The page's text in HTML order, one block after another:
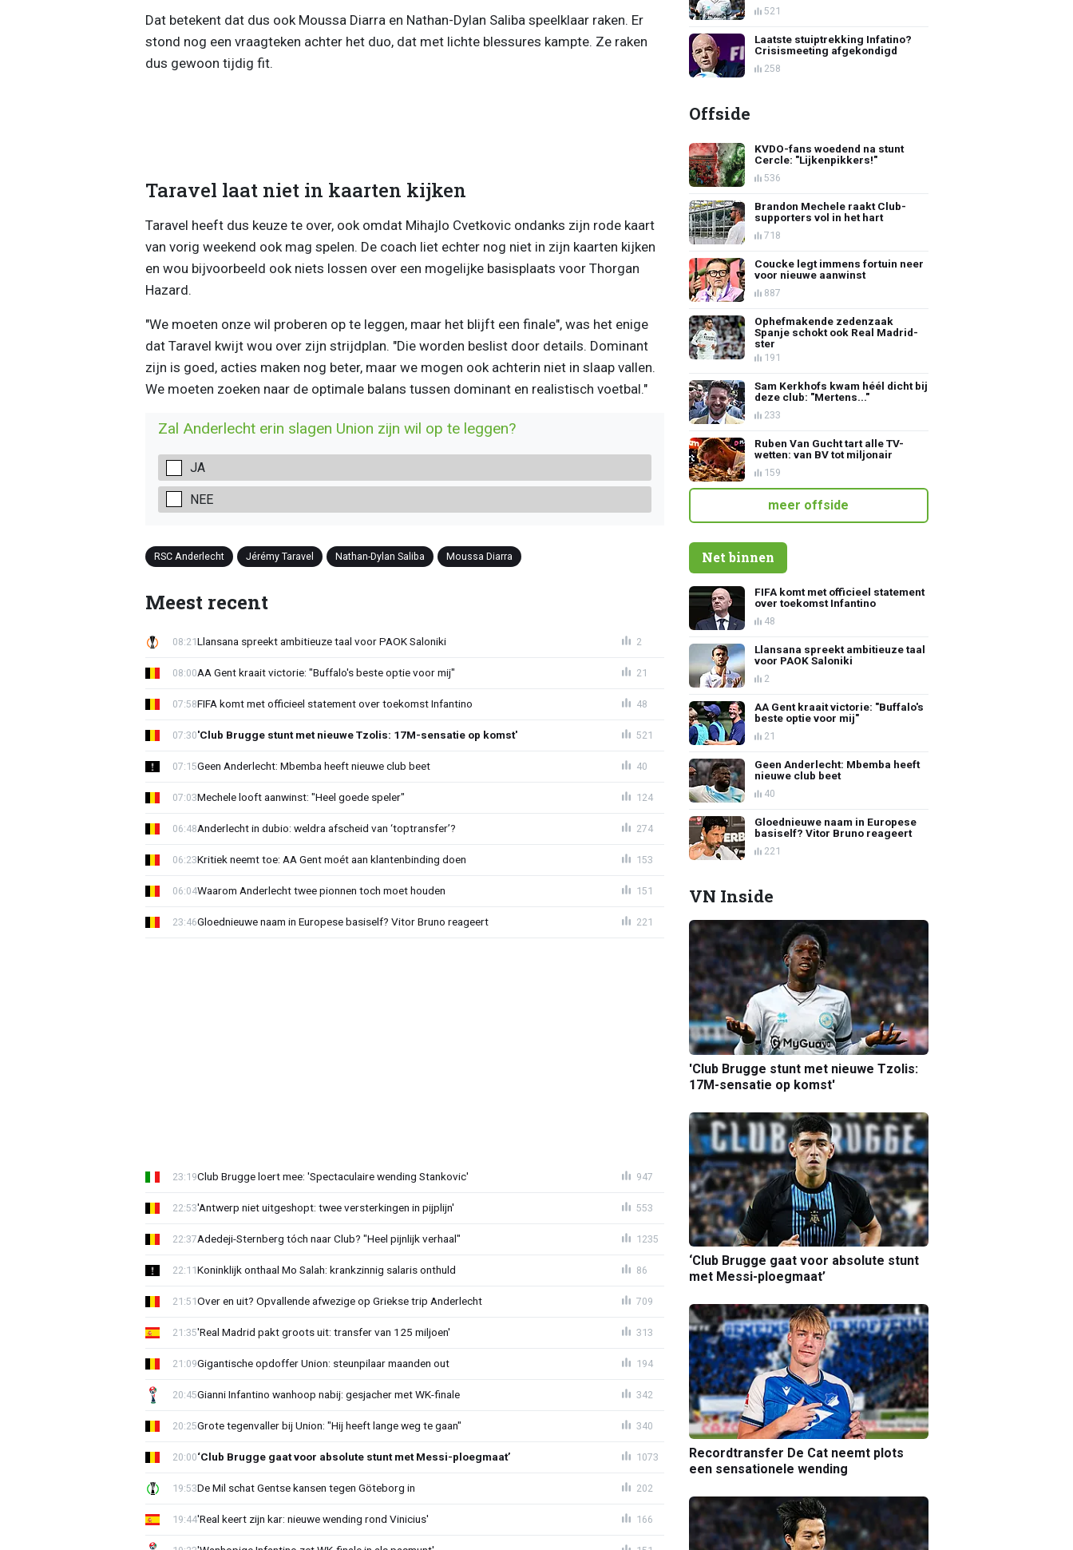
Dat betekent dat dus ook Moussa Diarra en Nathan-Dylan Saliba speelklaar raken. Er
stond nog een vraagteken achter het duo, dat met lichte blessures kampte. Ze raken
dus gewoon tijdig fit.
Taravel laat niet in kaarten kijken
Taravel heeft dus keuze te over, ook omdat Mihajlo Cvetkovic ondanks zijn rode kaart
van vorig weekend ook mag spelen. De coach liet echter nog niet in zijn kaarten kijken
en wou bijvoorbeeld ook niets lossen over een mogelijke basisplaats voor Thorgan
Hazard.
"We moeten onze wil proberen op te leggen, maar het blijft een finale", was het enige
dat Taravel kwijt wou over zijn strijdplan. "Die worden beslist door details. Dominant
zijn is goed, acties maken nog beter, maar we mogen ook achterin niet in slaap vallen.
We moeten zoeken naar de optimale balans tussen dominant en realistisch voetbal."
Zal Anderlecht erin slagen Union zijn wil op te leggen?
JA
NEE
RSC Anderlecht Jérémy Taravel Nathan-Dylan Saliba Moussa Diarra
Meest recent
Llansana spreekt ambitieuze taal voor PAOK Saloniki
08:21 2
AA Gent kraait victorie: "Buffalo's beste optie voor mij"
08:00 21
FIFA komt met officieel statement over toekomst Infantino
07:58 48
'Club Brugge stunt met nieuwe Tzolis: 17M-sensatie op komst'
07:30 521
Geen Anderlecht: Mbemba heeft nieuwe club beet
07:15 40
Mechele looft aanwinst: "Heel goede speler"
07:03 124
Anderlecht in dubio: weldra afscheid van ‘toptransfer’?
06:48 274
Kritiek neemt toe: AA Gent moét aan klantenbinding doen
06:23 153
Waarom Anderlecht twee pionnen toch moet houden
06:04 151
Gloednieuwe naam in Europese basiself? Vitor Bruno reageert
23:46 221
Club Brugge loert mee: 'Spectaculaire wending Stankovic'
23:19 947
'Antwerp niet uitgeshopt: twee versterkingen in pijplijn'
22:53 553
Adedeji-Sternberg tóch naar Club? "Heel pijnlijk verhaal"
22:37 1235
Koninklijk onthaal Mo Salah: krankzinnig salaris onthuld
22:11 86
Over en uit? Opvallende afwezige op Griekse trip Anderlecht
21:51 709
'Real Madrid pakt groots uit: transfer van 125 miljoen'
21:35 313
Gigantische opdoffer Union: steunpilaar maanden out
21:09 194
Gianni Infantino wanhoop nabij: gesjacher met WK-finale
20:45 342
Grote tegenvaller bij Union: "Hij heeft lange weg te gaan"
20:25 340
‘Club Brugge gaat voor absolute stunt met Messi-ploegmaat’
20:00 1073
De Mil schat Gentse kansen tegen Göteborg in
19:53 202
'Real keert zijn kar: nieuwe wending rond Vinicius'
19:44 166
521
Laatste stuiptrekking Infatino?
Crisismeeting afgekondigd
258
Offside
KVDO-fans woedend na stunt
Cercle: "Lijkenpikkers!"
536
Brandon Mechele raakt Club-
supporters vol in het hart
718
Coucke legt immens fortuin neer
voor nieuwe aanwinst
887
Ophefmakende zedenzaak
Spanje schokt ook Real Madrid-
ster
191
Sam Kerkhofs kwam héél dicht bij
deze club: "Mertens..."
233
Ruben Van Gucht tart alle TV-
wetten: van BV tot miljonair
159
meer offside
Net binnen
FIFA komt met officieel statement
over toekomst Infantino
48
Llansana spreekt ambitieuze taal
voor PAOK Saloniki
2
AA Gent kraait victorie: "Buffalo's
beste optie voor mij"
21
Geen Anderlecht: Mbemba heeft
nieuwe club beet
40
Gloednieuwe naam in Europese
basiself? Vitor Bruno reageert
221
VN Inside
'Club Brugge stunt met nieuwe Tzolis:
17M-sensatie op komst'
‘Club Brugge gaat voor absolute stunt
met Messi-ploegmaat’
Recordtransfer De Cat neemt plots
een sensationele wending